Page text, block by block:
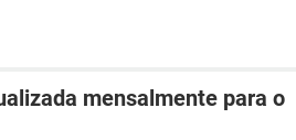
mensalmente para o